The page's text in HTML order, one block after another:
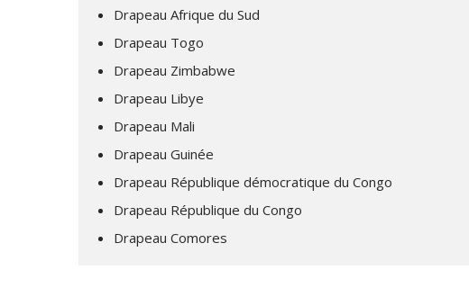
Drapeau Afrique du Sud
Drapeau Togo
Drapeau Zimbabwe
Drapeau Libye
Drapeau Mali
Drapeau Guinée
Drapeau République démocratique du Congo
Drapeau République du Congo
Drapeau Comores